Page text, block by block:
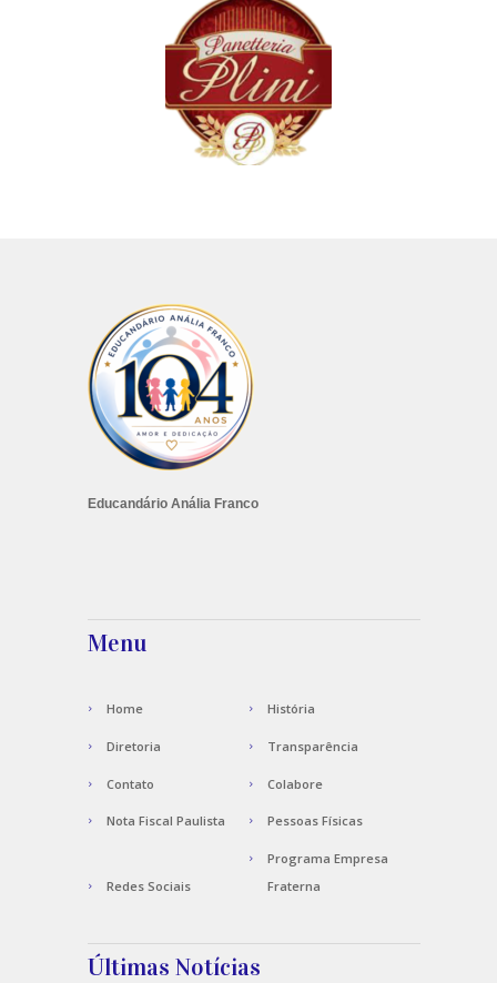
Educandário Anália Franco
Menu
Home História
Diretoria Transparência
Contato Colabore
Nota Fiscal Paulista Pessoas Físicas
Redes Sociais
Programa Empresa
Fraterna
Últimas Notícias